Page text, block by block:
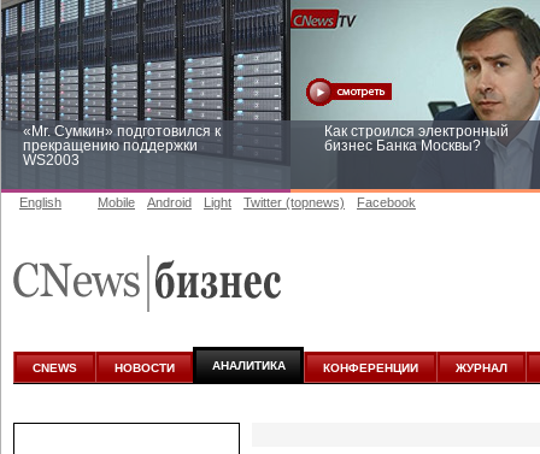
«Mr. Сумкин» подготовился к
прекращению поддержки
WS2003
Как строился электронный
бизнес Банка Москвы?
аналитике
English Mobile Android Light Twitter (topnews) Facebook
CNEWS НОВОСТИ АНАЛИТИКА КОНФЕРЕНЦИИ ЖУРНАЛ